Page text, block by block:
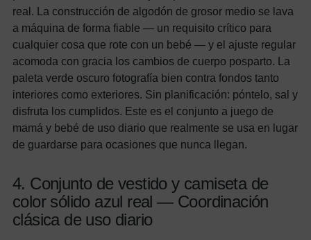
real. La construcción de algodón de grosor medio se lava
a máquina de forma fiable — un requisito crítico para
cualquier cosa que rote con un bebé — y el ajuste regular
acomoda con gracia los cambios de cuerpo posparto. La
paleta verde oscuro fotografía bien contra fondos tanto
interiores como exteriores. Sin planificación: póntelo, sal y
disfruta los cumplidos. Este es el conjunto a juego de
mamá y bebé de uso diario que realmente se usa en lugar
de guardarse para ocasiones que nunca llegan.
4. Conjunto de vestido y camiseta de
color sólido azul real — Coordinación
clásica de uso diario